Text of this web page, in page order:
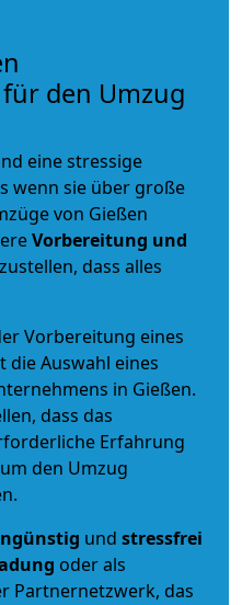
den Umzug
eine stressige
wenn sie über große
von Gießen
Vorbereitung und
dass alles
Vorbereitung eines
die Auswahl eines
in Gießen.
dass das
Erfahrung
den Umzug
und stressfrei
oder als
Partnernetzwerk, das